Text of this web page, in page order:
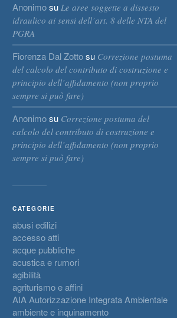
Anonimosu Le aree soggette a dissesto
idraulico ai sensi dell’art. 8 delle NTA del
PGRA
Fiorenza Dal Zottosu Correzione postuma
del calcolo del contributo di costruzione e
principio dell’affidamento (non proprio
sempre si può fare)
Anonimosu Correzione postuma del
calcolo del contributo di costruzione e
principio dell’affidamento (non proprio
sempre si può fare)
CATEGORIE
abusi edilizi
accesso atti
acque pubbliche
acustica e rumori
agibilità
agriturismo e affini
AIA Autorizzazione Integrata Ambientale
ambiente e inquinamento